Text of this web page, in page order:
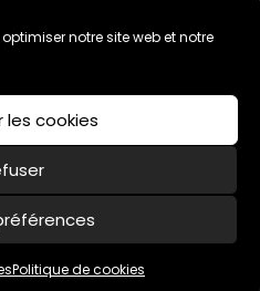
notre site web et notre
cookies
Politique de cookies
Mentions légales
- 2020